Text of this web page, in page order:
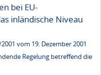
bei EU-
inländische Niveau
vom 19. Dezember 2001
Regelung betreffend die